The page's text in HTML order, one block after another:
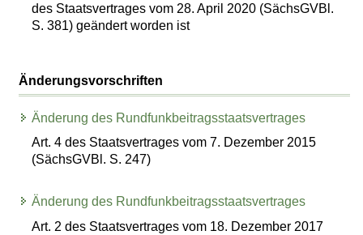
des Staatsvertrages vom 28. April 2020 (SächsGVBl.
S. 381) geändert worden ist
Änderungsvorschriften
Änderung des Rundfunkbeitragsstaatsvertrages
Art. 4 des Staatsvertrages vom 7. Dezember 2015
(SächsGVBl. S. 247)
Änderung des Rundfunkbeitragsstaatsvertrages
Art. 2 des Staatsvertrages vom 18. Dezember 2017